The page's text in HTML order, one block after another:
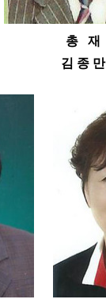
총 재
김 종 만